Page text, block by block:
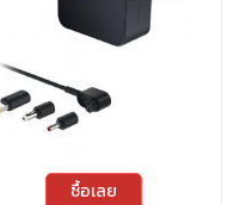
ซื้อเลย